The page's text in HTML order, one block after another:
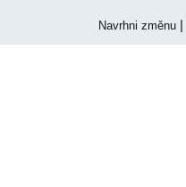
Navrhni změnu|